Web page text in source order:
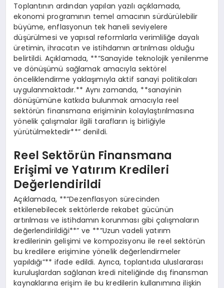
Toplantının ardından yapılan yazılı açıklamada,
ekonomi programının temel amacının sürdürülebilir
büyüme, enflasyonun tek haneli seviyelere
düşürülmesi ve yapısal reformlarla verimliliğe dayalı
üretimin, ihracatın ve istihdamın artırılması olduğu
belirtildi. Açıklamada, **”Sanayide teknolojik yenilenme
ve dönüşümü sağlamak amacıyla sektörel
önceliklendirme yaklaşımıyla aktif sanayi politikaları
uygulanmaktadır.** Aynı zamanda, **sanayinin
dönüşümüne katkıda bulunmak amacıyla reel
sektörün finansmana erişiminin kolaylaştırılmasına
yönelik çalışmalar ilgili tarafların iş birliğiyle
yürütülmektedir**” denildi.
Reel Sektörün Finansmana
Erişimi ve Yatırım Kredileri
Değerlendirildi
Açıklamada, **”Dezenflasyon sürecinden
etkilenebilecek sektörlerde rekabet gücünün
artırılması ve istihdamın korunması gibi çalışmaların
değerlendirildiği**” ve **”Uzun vadeli yatırım
kredilerinin gelişimi ve kompozisyonu ile reel sektörün
bu kredilere erişimine yönelik değerlendirmeler
yapıldığı”** ifade edildi. Ayrıca, toplantıda uluslararası
kuruluşlardan sağlanan kredi niteliğinde dış finansman
kaynaklarına erişim ile bu kredilerin kullanımına ilişkin